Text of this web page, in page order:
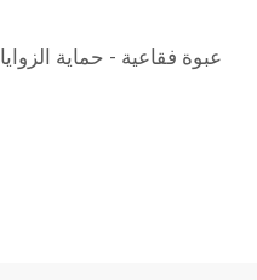
عبوة تصدير دولية سميكة مقاومة للتبخير - قطن EPE - عبوة فقاعية - حماية الزوايا